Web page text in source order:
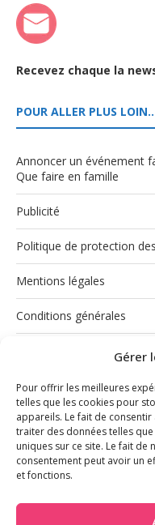
Gérer
Pour offrir les meilleures
telles que les cookies pour
appareils. Le fait de
traiter des données telles
uniques sur ce site. Le fait
consentement peut avoir un
et fonctions.
Recevez chaque la
POUR ALLER PLUS
Annoncer un événement
Que faire en famille
Publicité
Politique de protection
Mentions légales
Conditions générales
Politique de cookies (UE)